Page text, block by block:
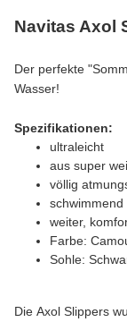
Navitas Axol
Der perfekte
Wasser!
Spezifikationen:
ultraleicht
aus super
völlig
schwimmend
weiter,
Farbe:
Sohle:
Die Axol Slippers